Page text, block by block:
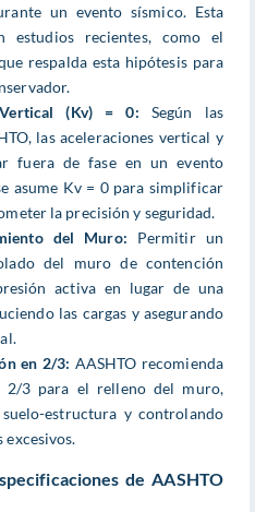
un evento sísmico. Esta
estudios recientes, como el
respalda esta hipótesis para
(Kv) = 0: Según las
las aceleraciones vertical y
fuera de fase en un evento
asume Kv = 0 para simplificar
la precisión y seguridad.
del Muro: Permitir un
del muro de contención
activa en lugar de una
las cargas y asegurando
en 2/3: AASHTO recomienda
3 para el relleno del muro,
estructura y controlando
excesivos.
de AASHTO